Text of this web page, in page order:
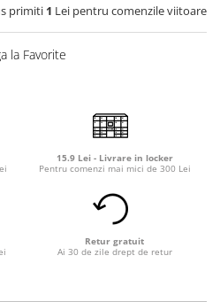
și
primiti 1 Lei pentru comenzile viitoare
la Favorite
15.9 Lei - Livrare in locker
Pentru comenzi mai mici de 300 Lei
Retur gratuit
Ai 30 de zile drept de retur